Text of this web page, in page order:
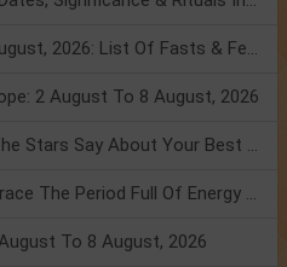
Weekly Horoscope 3 To 9 August, 2026: List Of Fasts & Festivals
2 August To 8 August, 2026
Friendship Day 2026: What The Stars Say About Your Best Friend!
Mars Transit In Gemini: Embrace The Period Full Of Energy & Intelligence
To 8 August, 2026